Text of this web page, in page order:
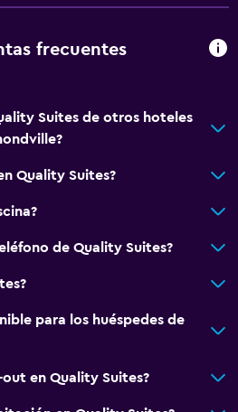
frecuentes
Suites de otros hoteles
Quality Suites?
de Quality Suites?
para los huéspedes de
en Quality Suites?